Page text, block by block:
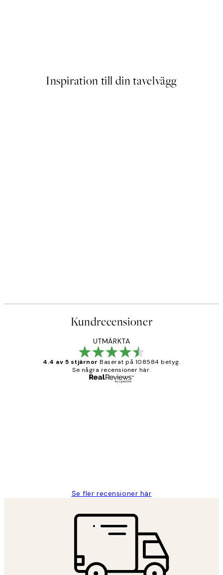
Inspiration till din tavelvägg
Kundrecensioner
UTMÄRKTA
4.4 av 5 stjärnor Baserat på 108584 betyg.
Se några recensioner här.
Se fler recensioner här